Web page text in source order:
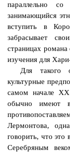
параллельно со
занимающийся
вступить в
забрасывает
страницах
изучения для
Для такого
культурные
самом начале ХХ
обычно имеют в
Лермонтова,
говорить, что
Серебряным